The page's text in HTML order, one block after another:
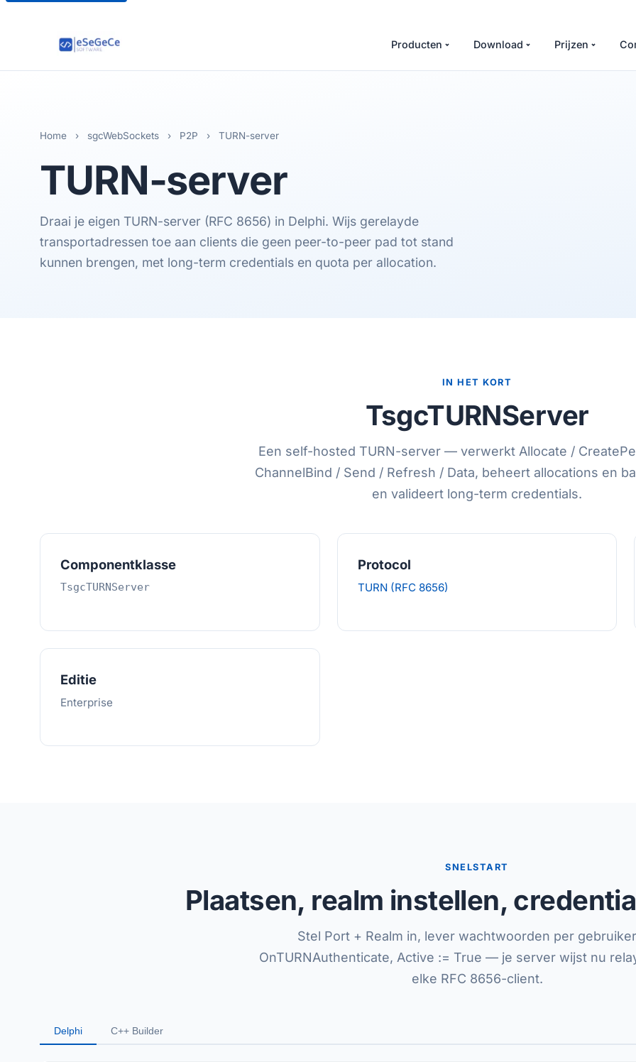
Producten Download Prijzen
Home › sgcWebSockets › P2P › TURN-server
TURN-server
Draai je eigen TURN-server (RFC 8656) in Delphi. Wijs gerelayde
transportadressen toe aan clients die geen peer-to-peer pad tot stand
kunnen brengen, met long-term credentials en quota per allocation.
IN HET KORT
TsgcTURNServer
Een self-hosted TURN-server — verwerkt Allocate /
ChannelBind / Send / Refresh / Data, beheert allocations en
en valideert long-term credentials.
Componentklasse
TsgcTURNServer
Protocol
TURN (RFC 8656)
Editie
Enterprise
SNELSTART
Plaatsen, realm instellen,
Stel Port + Realm in, lever wachtwoorden per
OnTURNAuthenticate, Active := True — je server wijst nu
elke RFC 8656-client.
Delphi C++ Builder